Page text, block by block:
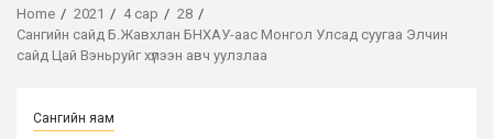
Home 2021 4 сар
28
Сангийн сайд Б.Жавхлан БНХАУ-аас Монгол Улсад суугаа Элчин
сайд Цай Вэньруйг хүлээн авч уулзлаа
Сангийн яам